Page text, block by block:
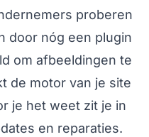
proberen
door nóg een plugin
om afbeeldingen te
de motor van je site
je het weet zit je in
en reparaties.